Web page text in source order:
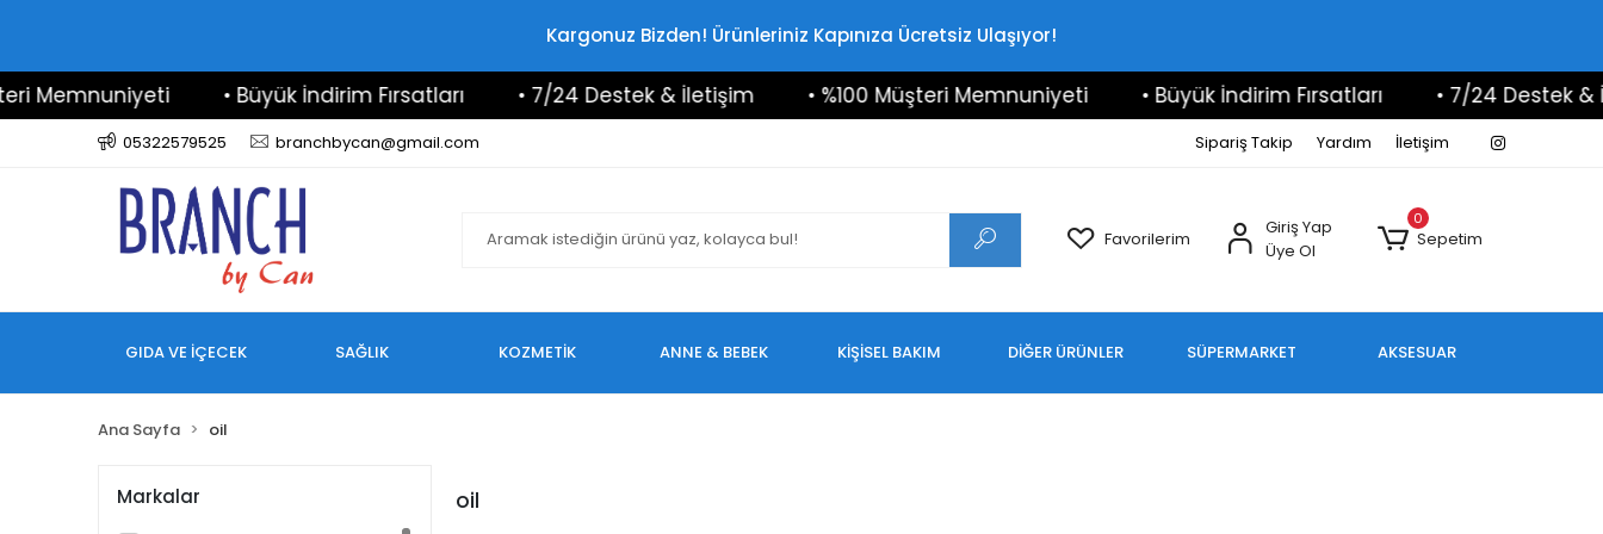
Kargonuz Bizden! Ürünleriniz Kapınıza Ücretsiz Ulaşıyor!
Memnuniyeti • Büyük İndirim Fırsatları • 7/24 Destek & İletişim • %100 Müşteri Memnuniyeti • Büyük İndirim Fırsatları • 7/24 Destek &
05322579525 branchbycan@gmail.com Sipariş Takip Yardım İletişim
Favorilerim
Giriş Yap
Üye Ol
0
Sepetim
GIDA VE İÇECEK SAĞLIK KOZMETİK ANNE & BEBEK KİŞİSEL BAKIM DİĞER ÜRÜNLER SÜPERMARKET AKSESUAR
Ana Sayfa oil
Markalar oil